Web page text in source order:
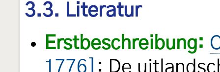
3.3. Literatur
Erstbeschreibung:
1776]
: De